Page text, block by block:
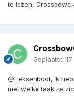
te lezen,
Geplaatst: 17
@Heksenboot, ik
met welke taak ze